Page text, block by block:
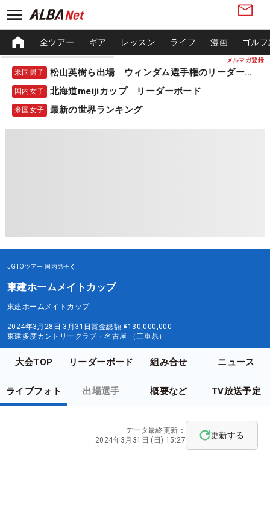
メルマガ登録
全ツアー ギア レッスン ライフ 漫画 ゴル
米国男子 松山英樹ら出場 ウィンダム選手権のリーダーボード
国内女子 北海道meijiカップ リーダーボード
米国女子 最新の世界ランキング
JGTOツアー 国内男子
東建ホームメイトカップ
東建ホームメイトカップ
2024年3月28日-3月31日賞金総額 ¥130,000,000
東建多度カントリークラブ・名古屋 （三重県）
大会TOP リーダーボード 組み合せ ニュース
ライブフォト 出場選手 概要など TV放送予定
データ最終更新：
2024年3月31日 (日) 15:27
更新する